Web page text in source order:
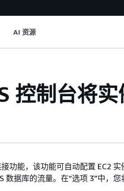
AI 资源
控制台将
功能，该功能可自动配置 EC2 实
数据库的流量。在“选项 3”中，